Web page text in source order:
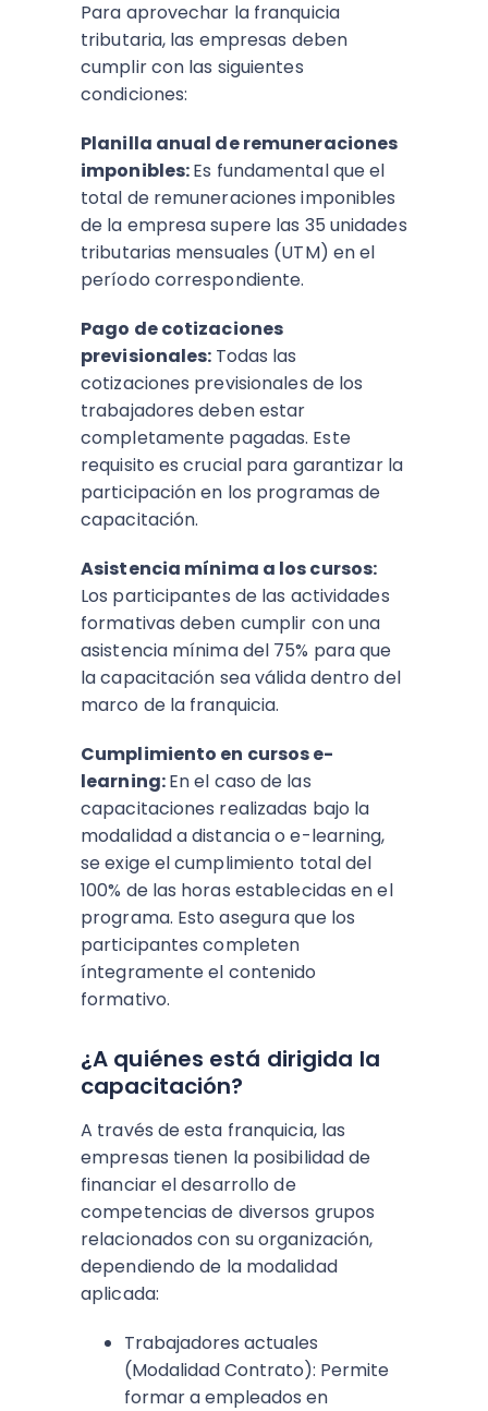
Para aprovechar la franquicia
tributaria, las empresas deben
cumplir con las siguientes
condiciones:
Planilla anual de remuneraciones
imponibles:Es fundamental que el
total de remuneraciones imponibles
de la empresa supere las 35 unidades
tributarias mensuales (UTM) en el
período correspondiente.
Pago de cotizaciones
previsionales: Todas las
cotizaciones previsionales de los
trabajadores deben estar
completamente pagadas. Este
requisito es crucial para garantizar la
participación en los programas de
capacitación.
Asistencia mínima a los cursos:
Los participantes de las actividades
formativas deben cumplir con una
asistencia mínima del 75% para que
la capacitación sea válida dentro del
marco de la franquicia.
Cumplimiento en cursos e-
learning:En el caso de las
capacitaciones realizadas bajo la
modalidad a distancia o e-learning,
se exige el cumplimiento total del
100% de las horas establecidas en el
programa. Esto asegura que los
participantes completen
íntegramente el contenido
formativo.
¿A quiénes está dirigida la
capacitación?
A través de esta franquicia, las
empresas tienen la posibilidad de
financiar el desarrollo de
competencias de diversos grupos
relacionados con su organización,
dependiendo de la modalidad
aplicada:
Trabajadores actuales
(Modalidad Contrato): Permite
formar a empleados en